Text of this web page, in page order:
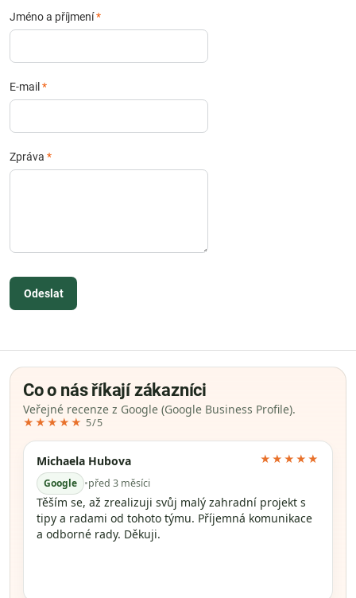
Jméno a příjmení*
E-mail *
Zpráva *
Odeslat
Co o nás říkají zákazníci
Veřejné recenze z Google (Google Business Profile).
★★★★★ 5/5
Michaela Hubova
Google •před 3 měsíci
★★★★★
Těším se, až zrealizuji svůj malý zahradní projekt s
tipy a radami od tohoto týmu. Příjemná komunikace
a odborné rady. Děkuji.